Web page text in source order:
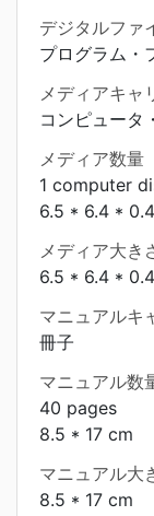
デジタルファ
プログラム・
メディアキャ
コンピュータ
メディア数量
1 computer
6.5 * 6.4 *
メディア大き
6.5 * 6.4 *
マニュアルキ
冊子
マニュアル数
40 pages
8.5 * 17 cm
マニュアル大
8.5 * 17 cm